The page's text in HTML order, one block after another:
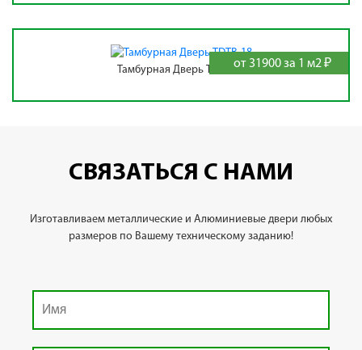
от 31900 за 1 м2 ₽
Тамбурная Дверь TDTB-18
СВЯЗАТЬСЯ С НАМИ
Изготавливаем металлические и Алюминиевые двери любых
размеров по Вашему техническому заданию!